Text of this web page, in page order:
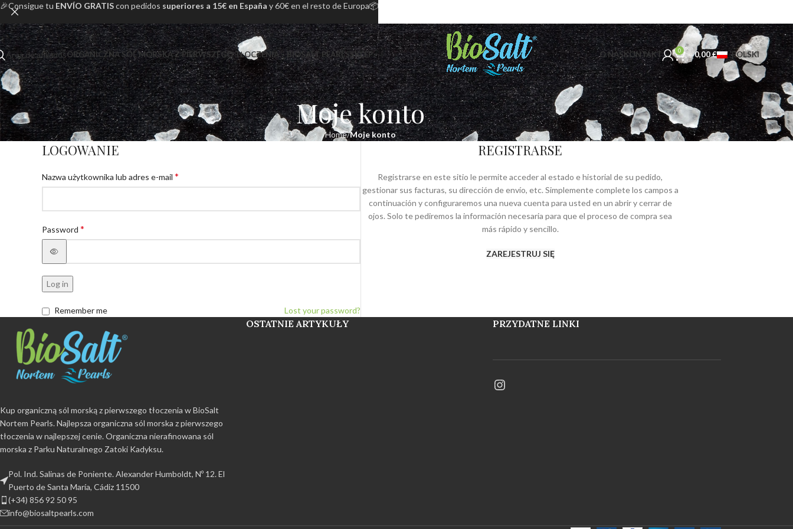
Área de afiliadosORGANICZNA SÓL MORSKA Z PIERWSZEGO TŁOCZENIA – BIOSALT PEARLSSKLEP O NASKONTAKT 0 0,00€ POLSKI
Moje konto
Home Moje konto
LOGOWANIE
Nazwa użytkownika lub adres e-mail *
Password *
Log in
Lost your password?
Remember me
REGISTRARSE
Registrarse en este sitio le permite acceder al estado e historial de su pedido,
gestionar sus facturas, su dirección de envío, etc. Simplemente complete los campos a
continuación y configuraremos una nueva cuenta para usted en un abrir y cerrar de
ojos. Solo te pediremos la información necesaria para que el proceso de compra sea
más rápido y sencillo.
ZAREJESTRUJ SIĘ
Kup organiczną sól morską z pierwszego tłoczenia w BioSalt
Nortem Pearls. Najlepsza organiczna sól morska z pierwszego
tłoczenia w najlepszej cenie. Organiczna nierafinowana sól
morska z Parku Naturalnego Zatoki Kadyksu.
Pol. Ind. Salinas de Poniente. Alexander Humboldt, Nº 12. El
Puerto de Santa María, Cádiz 11500
(+34) 856 92 50 95
info@biosaltpearls.com
OSTATNIE ARTYKUŁY PRZYDATNE LINKI
🎉Consigue tu ENVÍO GRATIScon pedidos superiores a 15€ en España y 60€ en el resto de Europa📦